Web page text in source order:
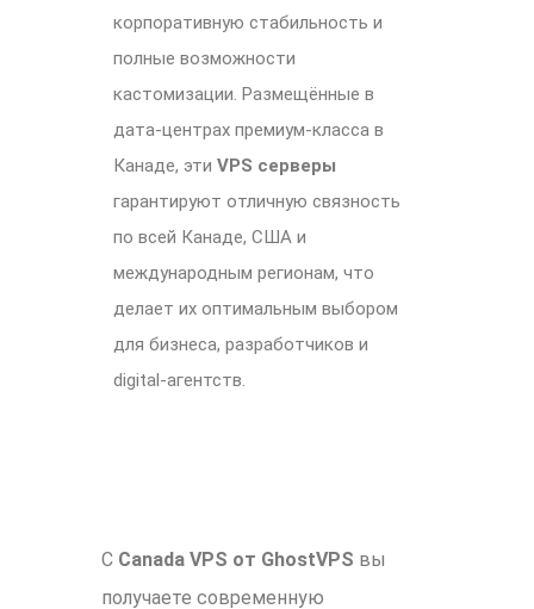
корпоративную стабильность и
полные возможности
кастомизации. Размещённые в
дата-центрах премиум-класса в
Канаде, эти VPS серверы
гарантируют отличную связность
по всей Канаде, США и
международным регионам, что
делает их оптимальным выбором
для бизнеса, разработчиков и
digital-агентств.
С Canada VPS от GhostVPS вы
получаете современную